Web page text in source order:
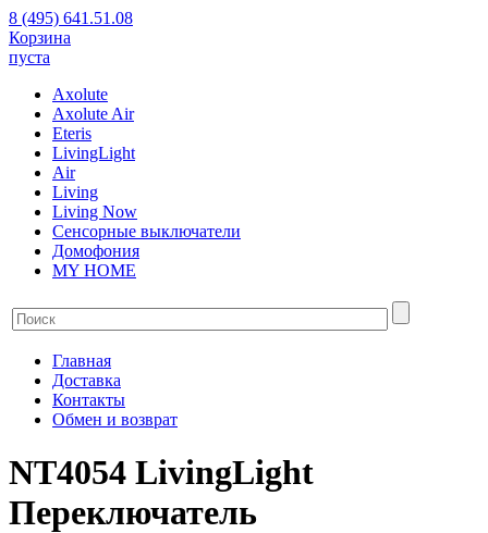
8 (495) 641.51.08
Корзина
пуста
Axolute
Axolute Air
Eteris
LivingLight
Air
Living
Living Now
Сенсорные выключатели
Домофония
MY HOME
Главная
Доставка
Контакты
Обмен и возврат
NT4054 LivingLight
Переключатель